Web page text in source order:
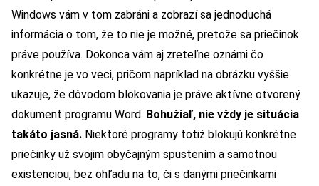
Windows vám v tom zabráni a zobrazí sa jednoduchá
informácia o tom, že to nie je možné, pretože sa priečinok
práve používa. Dokonca vám aj zreteľne oznámi čo
konkrétne je vo veci, pričom napríklad na obrázku vyššie
ukazuje, že dôvodom blokovania je práve aktívne otvorený
dokument programu Word. Bohužiaľ, nie vždy je situácia
takáto jasná. Niektoré programy totiž blokujú konkrétne
priečinky už svojim obyčajným spustením a samotnou
existenciou, bez ohľadu na to, či s danými priečinkami